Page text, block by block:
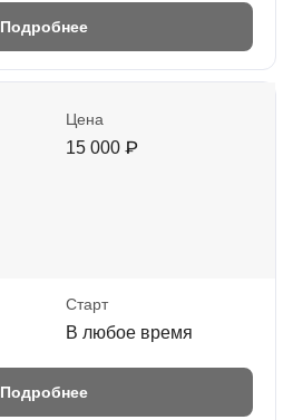
Подробнее
Цена
15 000 ₽
Старт
В любое время
Подробнее